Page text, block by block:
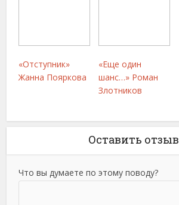
«Отступник»
Жанна Пояркова
«Еще один
шанс…» Роман
Злотников
Оставить отзыв
Что вы думаете по этому поводу?